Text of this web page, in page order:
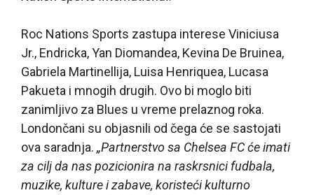
Roc Nations Sports zastupa interese Viniciusa
Jr., Endricka, Yan Diomandea, Kevina De Bruinea,
Gabriela Martinellija, Luisa Henriquea, Lucasa
Pakueta i mnogih drugih. Ovo bi moglo biti
zanimljivo za Blues u vreme prelaznog roka.
Londončani su objasnili od čega će se sastojati
ova saradnja. „Partnerstvo sa Chelsea FC će imati
za cilj da nas pozicionira na raskrsnici fudbala,
muzike, kulture i zabave, koristeći kulturno